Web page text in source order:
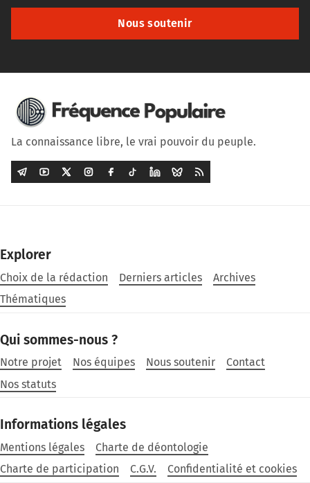
Nous soutenir
La connaissance libre, le vrai pouvoir du peuple.
Explorer
Choix de la rédaction Derniers articles
Archives
Thématiques
Qui sommes-nous ?
Notre projet Nos équipes Nous soutenir
Contact
Nos statuts
Informations légales
Mentions légales
Charte de déontologie
Charte de participation
C.G.V. Confidentialité et cookies